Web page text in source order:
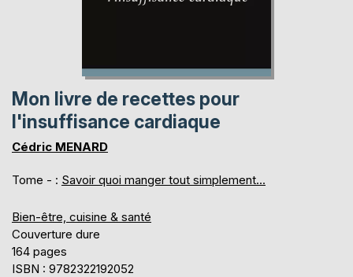
Mon livre de recettes pour
l'insuffisance cardiaque
Cédric MENARD
Tome - : Savoir quoi manger tout simplement...
Bien-être, cuisine & santé
Couverture dure
164 pages
ISBN : 9782322192052